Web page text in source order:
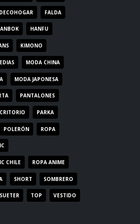
DECOHOGAR FALDA
HANFU
KIMONO
MODA CHINA
MODA JAPONESA
PANTALONES
PARKA
POLERÓN ROPA
CHILE ROPA ANIME
SHORT SOMBRERO
SUETER TOP VESTIDO